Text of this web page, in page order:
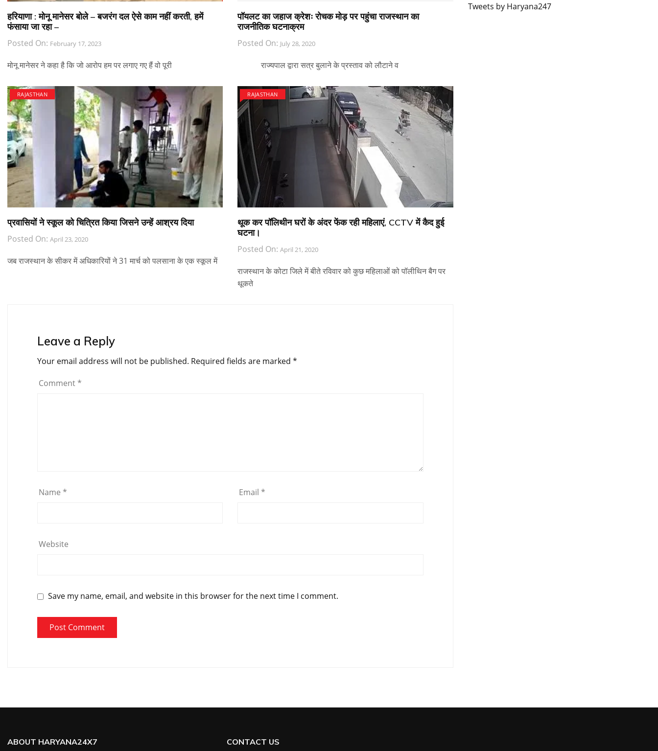
हरियाणा : मोनू मानेसर बोले – बजरंग दल ऐसे काम नहीं करती, हमें
फंसाया जा रहा –
Posted On: February 17, 2023
मोनू मानेसर ने कहा है कि जो आरोप हम पर लगाए गए हैं वो पूरी
पॉयलट का जहाज क्रेशः रोचक मोड़ पर पहुंचा राजस्थान का
राजनीतिक घटनाक्रम
Posted On: July 28, 2020
राज्यपाल द्वारा सत्र बुलाने के प्रस्ताव को लौटाने व
RAJASTHAN
प्रवासियों ने स्कूल को चित्रित किया जिसने उन्हें आश्रय दिया
Posted On: April 23, 2020
जब राजस्थान के सीकर में अधिकारियों ने 31 मार्च को पलसाना के एक स्कूल में
RAJASTHAN
थूक कर पॉलिथीन घरों के अंदर फेंक रही महिलाएं, CCTV में कैद हुई
घटना।
Posted On:April 21, 2020
राजस्थान के कोटा जिले में बीते रविवार को कुछ महिलाओं को पॉलीथिन बैग पर
थूकते
Leave a Reply
Your email address will not be published. Required fields are marked *
Comment *
Name * Email *
Website
Save my name, email, and website in this browser for the next time I comment.
Tweets by Haryana247
ABOUT HARYANA24X7 CONTACT US